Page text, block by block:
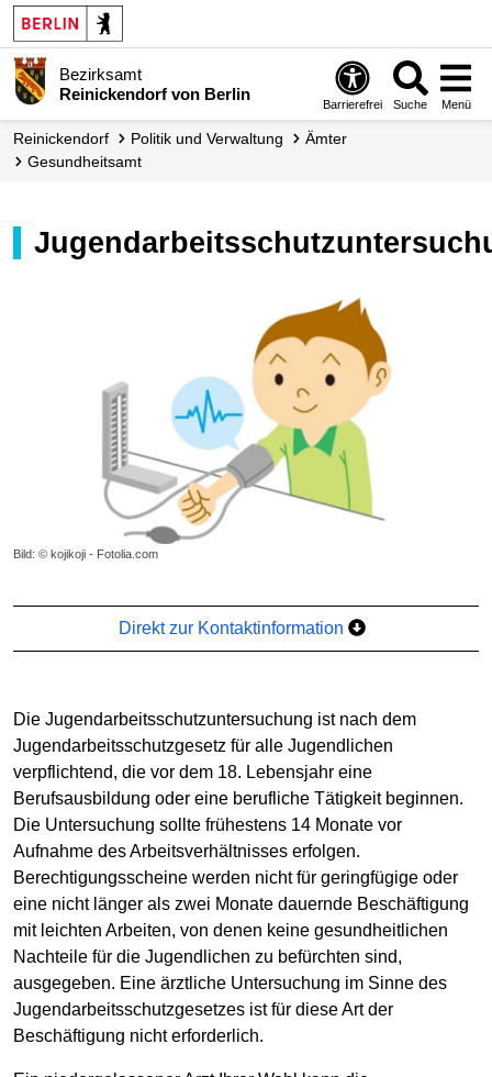
Bezirksamt
Reinickendorf von Berlin
Barrierefrei Suche Menü
Reinickendorf Politik und Verwaltung
Ämter
Gesundheitsamt
Bild: © kojikoji - Fotolia.com
Direkt zur Kontaktinformation
Die Jugendarbeitsschutzuntersuchung ist nach dem
Jugendarbeitsschutzgesetz für alle Jugendlichen
verpflichtend, die vor dem 18. Lebensjahr eine
Berufsausbildung oder eine berufliche Tätigkeit beginnen.
Die Untersuchung sollte frühestens 14 Monate vor
Aufnahme des Arbeitsverhältnisses erfolgen.
Berechtigungsscheine werden nicht für geringfügige oder
eine nicht länger als zwei Monate dauernde Beschäftigung
mit leichten Arbeiten, von denen keine gesundheitlichen
Nachteile für die Jugendlichen zu befürchten sind,
ausgegeben. Eine ärztliche Untersuchung im Sinne des
Jugendarbeitsschutzgesetzes ist für diese Art der
Beschäftigung nicht erforderlich.